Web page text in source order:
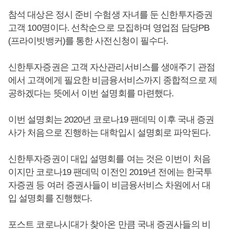
참석 대상은 정시 준비 수험생 자녀를 둔 신한투자증권
고객 100명이다. 선착순으로 모집하며 영업점 담당PB
(프라이빗뱅커)를 통한 사전신청이 필수다.
신한투자증권은 고객 자산관리서비스를 생애주기 관점
에서 고객에게 필요한 비금융서비스까지 종합적으로 제
공하겠다는 뜻에서 이번 설명회를 마련했다.
이번 설명회는 2020년 코로나19 팬데믹 이후 국내 증권
사가 처음으로 진행하는 대학입시 설명회로 파악된다.
신한투자증권이 대입 설명회를 여는 것은 이번이 처음
이지만 코로나19 팬데믹 이전인 2019년 전에는 한국투
자증권 등 여러 증권사들이 비금융서비스 차원에서 대
입 설명회를 진행했다.
포스트 코로나시대가 찾아온 만큼 국내 증권사들의 비